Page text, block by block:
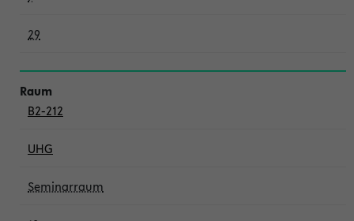
29
B2-212
UHG
Seminarraum